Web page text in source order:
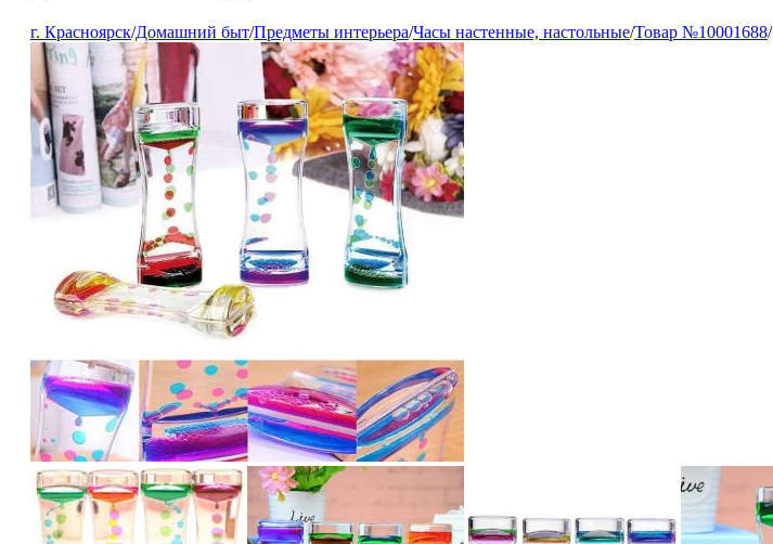
г. Красноярск/Домашний быт/Предметы интерьера/Часы настенные, настольные/Товар №10001688/